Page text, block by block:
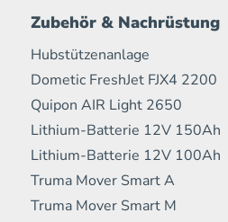
Zubehör & Nachrüstung
Hubstützenanlage
Dometic FreshJet FJX4 2200
Quipon AIR Light 2650
Lithium-Batterie 12V 150Ah
Lithium-Batterie 12V 100Ah
Truma Mover Smart A
Truma Mover Smart M